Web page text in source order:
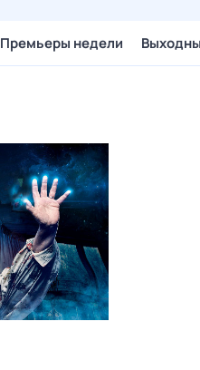
Премьеры недели